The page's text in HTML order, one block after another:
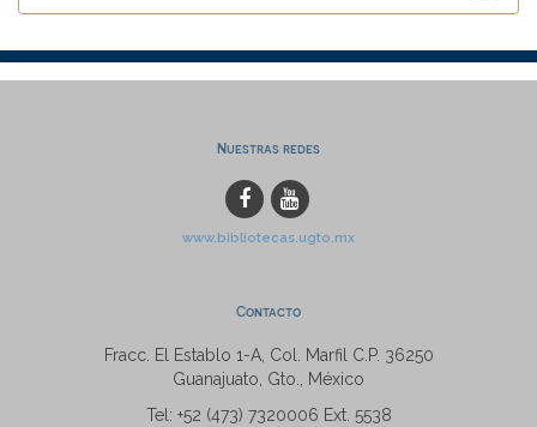
Nuestras redes
www.bibliotecas.ugto.mx
Contacto
Fracc. El Establo 1-A, Col. Marfil C.P. 36250
Guanajuato, Gto., México
Tel: +52 (473) 7320006 Ext. 5538